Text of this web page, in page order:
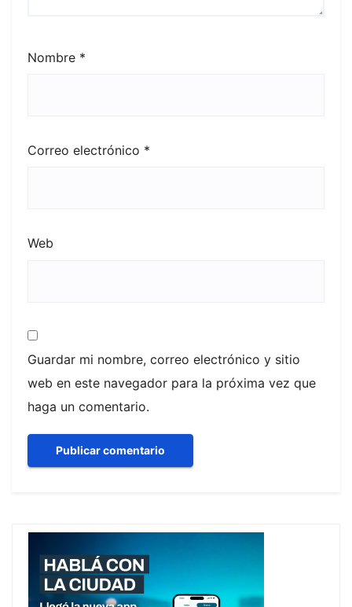
Nombre *
Correo electrónico *
Web
Guardar mi nombre, correo electrónico y sitio
web en este navegador para la próxima vez que
haga un comentario.